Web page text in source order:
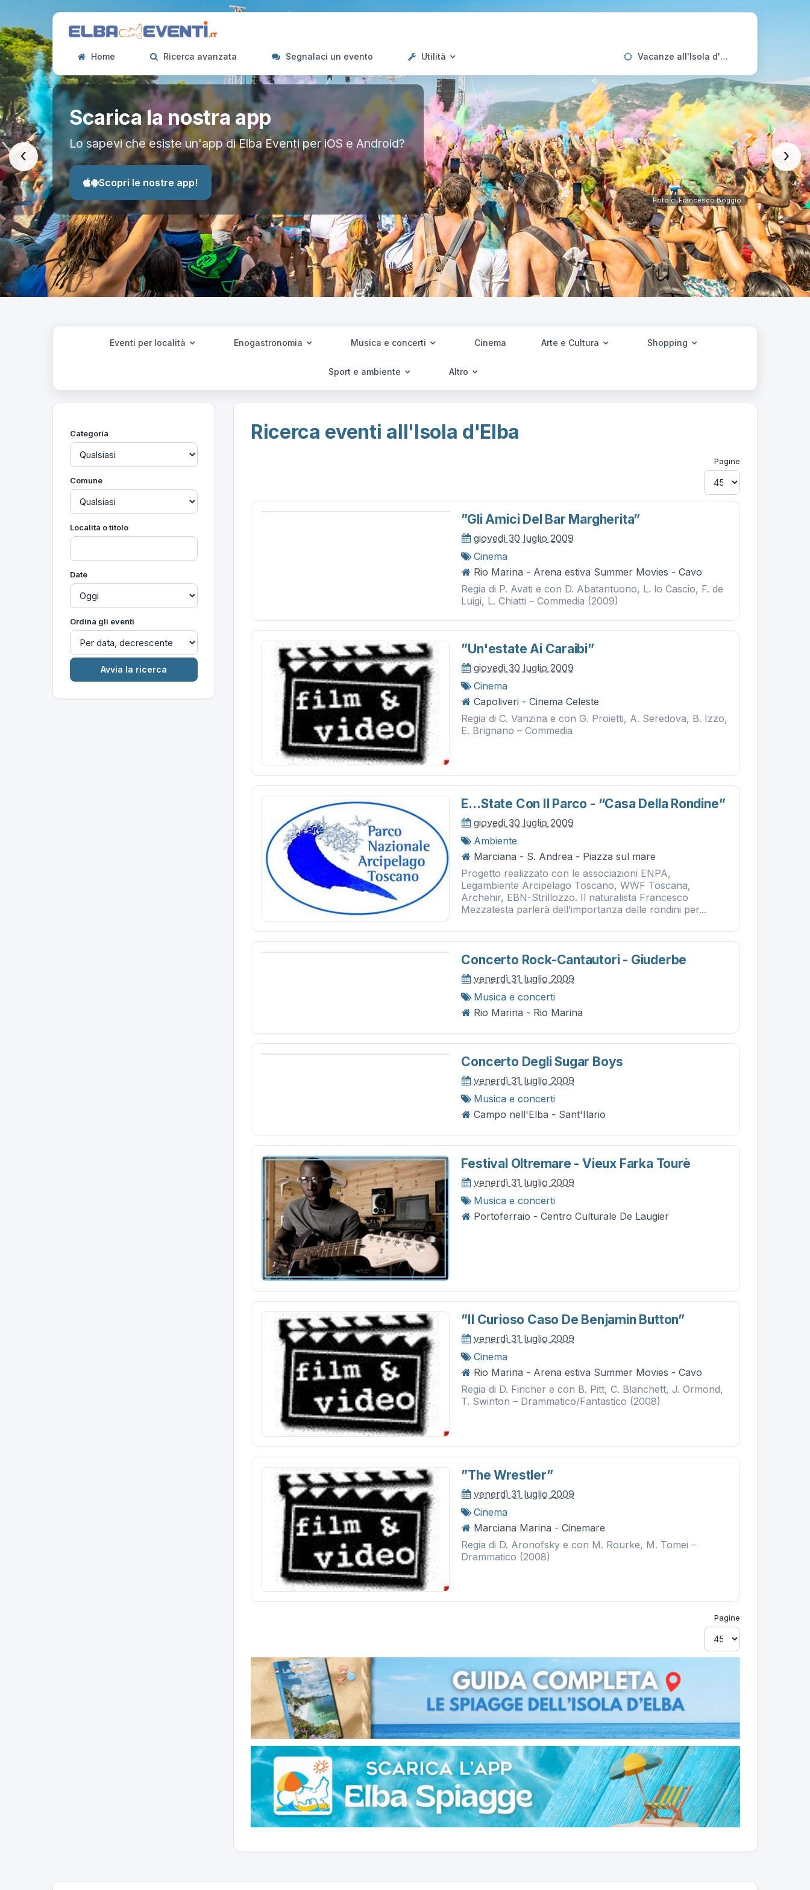
Home Ricerca avanzata Segnalaci un evento Utilità Vacanze all'Isola d'Elba
Scarica la nostra app
Lo sapevi che esiste un'app di Elba Eventi per iOS e Android?
Scopri le nostre app!
Foto di Francesco Boggio
‹ ›
Eventi per località Enogastronomia Musica e concerti Cinema Arte e Cultura Shopping
Sport e ambiente Altro
Categoria
Comune
Località o titolo
Date
Ordina gli eventi
Ricerca eventi all'Isola d'Elba
Pagine
”gli Amici Del Bar Margherita”
giovedì 30 luglio 2009
Cinema
Rio Marina - Arena estiva Summer Movies - Cavo
Regia di P. Avati e con D. Abatantuono, L. lo Cascio, F. de
Luigi, L. Chiatti – Commedia (2009)
”un'estate Ai Caraibi”
giovedì 30 luglio 2009
Cinema
Capoliveri - Cinema Celeste
Regia di C. Vanzina e con G. Proietti, A. Seredova, B. Izzo,
E. Brignano – Commedia
E…state Con Il Parco - “casa Della Rondine”
giovedì 30 luglio 2009
Ambiente
Marciana - S. Andrea - Piazza sul mare
Progetto realizzato con le associazioni ENPA,
Legambiente Arcipelago Toscano, WWF Toscana,
Archehir, EBN-Strillozzo. Il naturalista Francesco
Mezzatesta parlerà dell’importanza delle rondini per...
Concerto Rock-Cantautori - Giuderbe
venerdì 31 luglio 2009
Musica e concerti
Rio Marina - Rio Marina
Concerto Degli Sugar Boys
venerdì 31 luglio 2009
Musica e concerti
Campo nell'Elba - Sant'Ilario
Festival Oltremare - Vieux Farka Tourè
venerdì 31 luglio 2009
Musica e concerti
Portoferraio - Centro Culturale De Laugier
”il Curioso Caso De Benjamin Button”
venerdì 31 luglio 2009
Cinema
Rio Marina - Arena estiva Summer Movies - Cavo
Regia di D. Fincher e con B. Pitt, C. Blanchett, J. Ormond,
T. Swinton – Drammatico/Fantastico (2008)
”the Wrestler”
venerdì 31 luglio 2009
Cinema
Marciana Marina - Cinemare
Regia di D. Aronofsky e con M. Rourke, M. Tomei –
Drammatico (2008)
Pagine